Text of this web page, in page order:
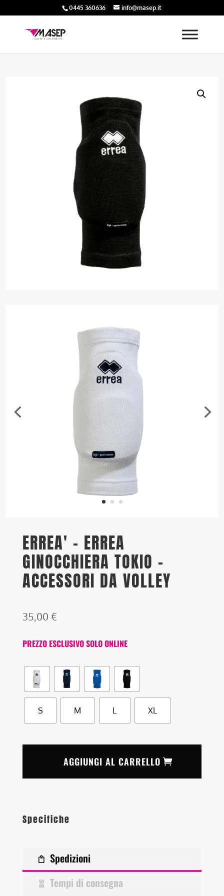
0445 360636 info@masep.it
ERREA' – ERREA
GINOCCHIERA TOKIO –
ACCESSORI DA VOLLEY
35,00 €
PREZZO ESCLUSIVO SOLO ONLINE
S M L XL
AGGIUNGI AL CARRELLO
Specifiche
Spedizioni
Tempi di consegna